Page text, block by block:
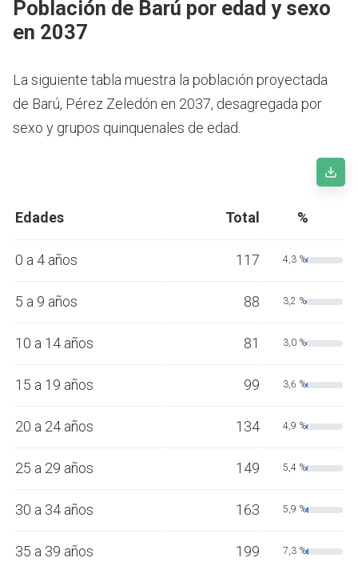
Población de Barú por edad y sexo
en 2037
La siguiente tabla muestra la población proyectada
de Barú, Pérez Zeledón en 2037, desagregada por
sexo y grupos quinquenales de edad.
Edades Total %
0 a 4 años 117 4,3 %
5 a 9 años 88 3,2 %
10 a 14 años 81 3,0 %
15 a 19 años 99 3,6 %
20 a 24 años 134 4,9 %
25 a 29 años 149 5,4 %
30 a 34 años 163 5,9 %
35 a 39 años 199 7,3 %